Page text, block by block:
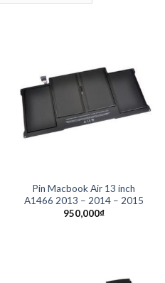
Pin Macbook Air 13 inch
A1466 2013 – 2014 – 2015
950,000₫